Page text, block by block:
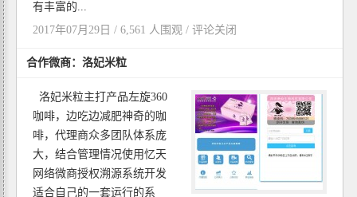
有丰富的...
2017年07月29日 / 6,561 人围观 / 评论关闭
合作微商：洛妃米粒
洛妃米粒主打产品左旋360
咖啡，边吃边减肥神奇的咖
啡，代理商众多团队体系庞
大，结合管理情况使用忆天
网络微商授权溯源系统开发
适合自己的一套运行的系